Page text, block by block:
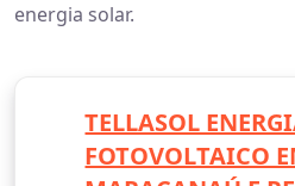
energia solar.
TELLASOL
FOTOVOLTAICO